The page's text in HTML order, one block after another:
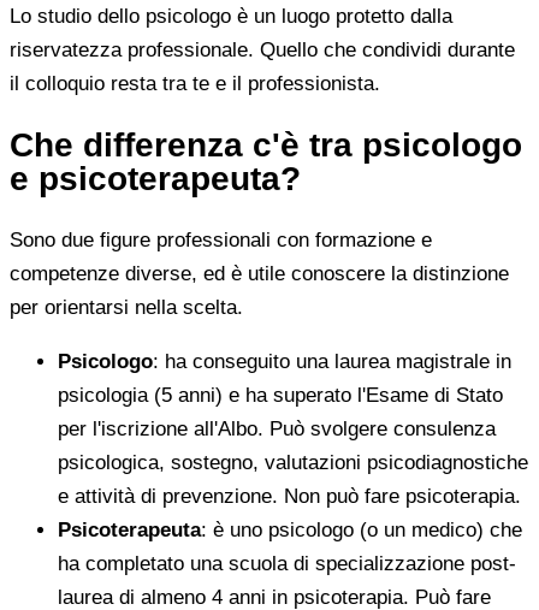
Lo studio dello psicologo è un luogo protetto dalla
riservatezza professionale. Quello che condividi durante
il colloquio resta tra te e il professionista.
Che differenza c'è tra psicologo
e psicoterapeuta?
Sono due figure professionali con formazione e
competenze diverse, ed è utile conoscere la distinzione
per orientarsi nella scelta.
Psicologo: ha conseguito una laurea magistrale in
psicologia (5 anni) e ha superato l'Esame di Stato
per l'iscrizione all'Albo. Può svolgere consulenza
psicologica, sostegno, valutazioni psicodiagnostiche
e attività di prevenzione. Non può fare psicoterapia.
Psicoterapeuta: è uno psicologo (o un medico) che
ha completato una scuola di specializzazione post-
laurea di almeno 4 anni in psicoterapia. Può fare